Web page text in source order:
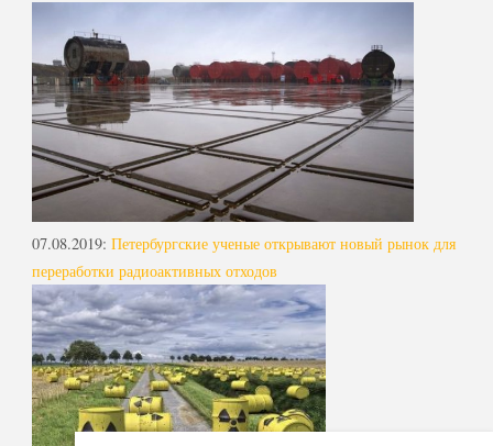
07.08.2019: Петербургские ученые открывают новый рынок для
переработки радиоактивных отходов